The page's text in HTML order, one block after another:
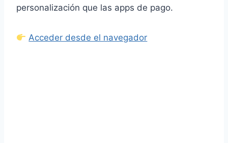
personalización que las apps de pago.
Acceder desde el navegador